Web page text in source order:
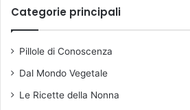
Categorie principali
Pillole di Conoscenza
Dal Mondo Vegetale
Le Ricette della Nonna